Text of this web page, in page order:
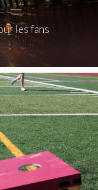
les fans